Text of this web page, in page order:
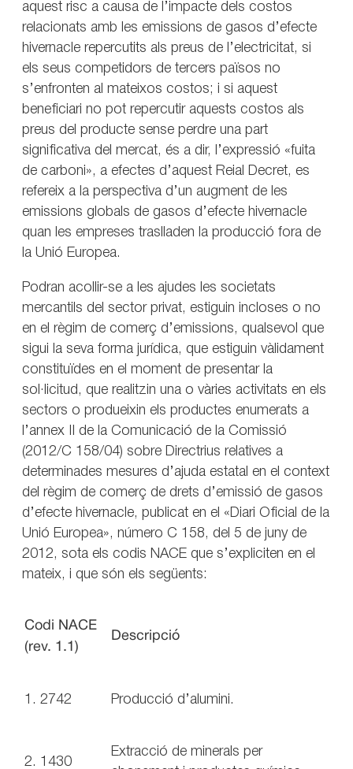
aquest risc a causa de l’impacte dels costos
relacionats amb les emissions de gasos d’efecte
hivernacle repercutits als preus de l’electricitat, si
els seus competidors de tercers països no
s’enfronten al mateixos costos; i si aquest
beneficiari no pot repercutir aquests costos als
preus del producte sense perdre una part
significativa del mercat, és a dir, l’expressió «fuita
de carboni», a efectes d’aquest Reial Decret, es
refereix a la perspectiva d’un augment de les
emissions globals de gasos d’efecte hivernacle
quan les empreses traslladen la producció fora de
la Unió Europea.
Podran acollir-se a les ajudes les societats
mercantils del sector privat, estiguin incloses o no
en el règim de comerç d’emissions, qualsevol que
sigui la seva forma jurídica, que estiguin vàlidament
constituïdes en el moment de presentar la
sol·licitud, que realitzin una o vàries activitats en els
sectors o produeixin els productes enumerats a
l’annex II de la Comunicació de la Comissió
(2012/C 158/04) sobre Directrius relatives a
determinades mesures d’ajuda estatal en el context
del règim de comerç de drets d’emissió de gasos
d’efecte hivernacle, publicat en el «Diari Oficial de la
Unió Europea», número C 158, del 5 de juny de
2012, sota els codis NACE que s’expliciten en el
mateix, i que són els següents:
Codi NACE
(rev. 1.1)
Descripció
1. 2742 Producció d’alumini.
2. 1430
Extracció de minerals per